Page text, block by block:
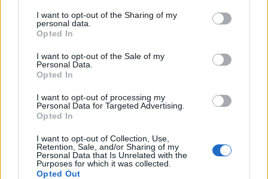
I want to opt-out of the Sharing of my
personal data.
Opted In
I want to opt-out of the Sale of my
Personal Data.
Opted In
I want to opt-out of processing my
Personal Data for Targeted Advertising.
Opted In
I want to opt-out of Collection, Use,
Retention, Sale, and/or Sharing of my
Personal Data that Is Unrelated with the
Purposes for which it was collected.
Opted Out
Shtuarmë25.08.2024 12:24
gradë
, plehrat , tirane